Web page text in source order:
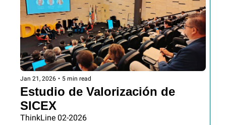
Jan 21, 2026 • 5 min read
Estudio de Valorización de
SICEX
ThinkLine 02-2026